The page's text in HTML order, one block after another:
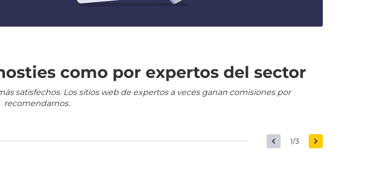
como por expertos del sector
satisfechos. Los sitios web de expertos a veces ganan comisiones por
recomendarnos.
1/3